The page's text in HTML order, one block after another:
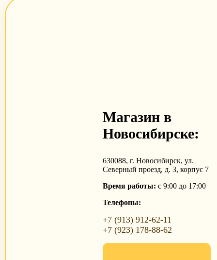
Магазин в
Новосибирске:
630088, г. Новосибирск, ул.
Северный проезд, д. 3, корпус 7
Время работы: с 9:00 до 17:00
Телефоны:
+7 (913) 912-62-11
+7 (923) 178-88-62